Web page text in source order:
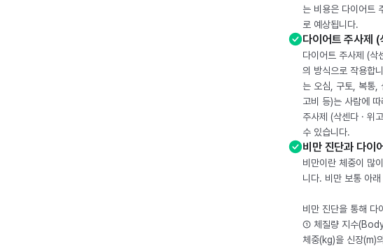
는 비용은 다이어트
로 예상됩니다.
다이어트 주사제 (
다이어트 주사제 (삭
의 방식으로 작용합
는 오심, 구토, 복통,
고비 등)는 사람에
주사제 (삭센다 · 위
수 있습니다.
비만 진단과 다이
비만이란 체중이 많
니다. 비만 보통 아
비만 진단을 통해 다
① 체질량 지수
체중(kg)을 신장(m)